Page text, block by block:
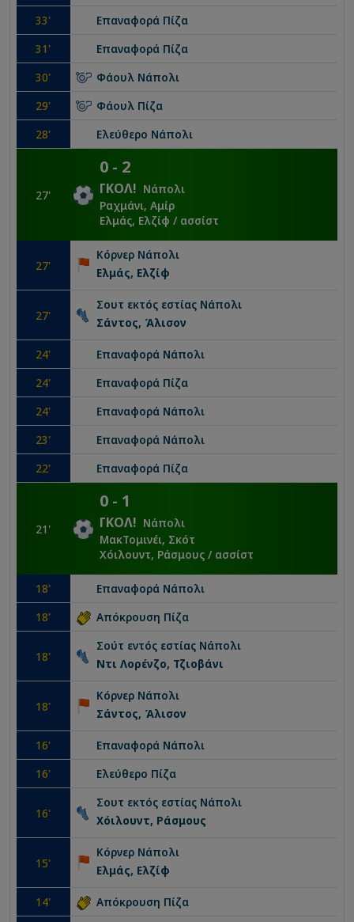
33' Επαναφορά Πίζα
31 ' Επαναφορά Πίζα
30' Φάουλ Νάπολι
29' Φάουλ Πίζα
28' Ελεύθερο Νάπολι
27'
0 - 2
ΓΚΟΛ! Νάπολι
Ραχμάνι, Αμίρ
Ελμάς, Ελζίφ / ασσίστ
27'
Κόρνερ Νάπολι
Ελμάς, Ελζίφ
27'
Σουτ εκτός εστίας Νάπολι
Σάντος, Άλισον
24' Επαναφορά Νάπολι
24' Επαναφορά Πίζα
24' Επαναφορά Νάπολι
23' Επαναφορά Νάπολι
22' Επαναφορά Πίζα
21 '
0 - 1
ΓΚΟΛ! Νάπολι
ΜακΤομινέι, Σκότ
Χόιλουντ, Ράσμους / ασσίστ
18' Επαναφορά Νάπολι
18' Απόκρουση Πίζα
18'
Σούτ εντός εστίας Νάπολι
Ντι Λορένζο, Τζιοβάνι
18'
Κόρνερ Νάπολι
Σάντος, Άλισον
16' Επαναφορά Νάπολι
16' Ελεύθερο Πίζα
16'
Σουτ εκτός εστίας Νάπολι
Χόιλουντ, Ράσμους
15'
Κόρνερ Νάπολι
Ελμάς, Ελζίφ
14' Απόκρουση Πίζα